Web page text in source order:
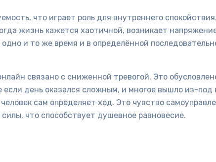
что играет роль для внутреннего
жизнь кажется хаотичной, возникает
и то же время и в определённой
связано с сниженной тревогой. Это
день оказался сложным, и многое вышло из-под
сам определяет ход. Это чувство
что способствует душевное равновесие.